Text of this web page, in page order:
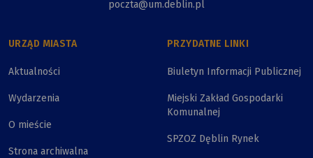
poczta@um.deblin.pl
URZĄD MIASTA
Aktualności
Wydarzenia
O mieście
Strona archiwalna
PRZYDATNE LINKI
Biuletyn Informacji Publicznej
Miejski Zakład Gospodarki
Komunalnej
SPZOZ Dęblin Rynek